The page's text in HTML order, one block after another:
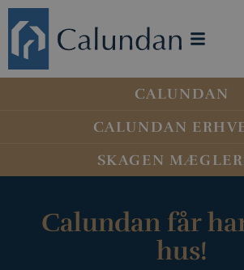
CALUNDAN
CALUNDAN
SKAGEN
Calundan får
hus!